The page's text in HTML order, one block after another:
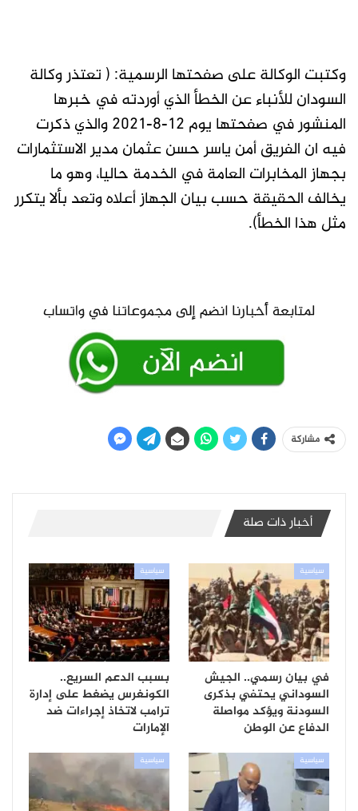
وكتبت الوكالة على صفحتها الرسمية: ( تعتذر وكالة
السودان للأنباء عن الخطأ الذي أوردته في خبرها
المنشور في صفحتها يوم 12-8-2021 والذي ذكرت
فيه ان الفريق أمن ياسر حسن عثمان مدير الاستثمارات
بجهاز المخابرات العامة في الخدمة حاليا، وهو ما
يخالف الحقيقة حسب بيان الجهاز أعلاه وتعد بألا يتكرر
مثل هذا الخطأ).
مشاركة
أخبار ذات صلة
سياسية
في بيان رسمي.. الجيش
السوداني يحتفي بذكرى
السودنة ويؤكد مواصلة
الدفاع عن الوطن
سياسية
بسبب الدعم السريع..
الكونغرس يضغط على إدارة
ترامب لاتخاذ إجراءات ضد
الإمارات
سياسية سياسية